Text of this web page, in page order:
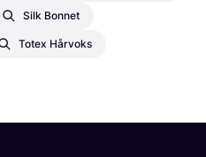
Silk Bonnet
Totex Hårvoks